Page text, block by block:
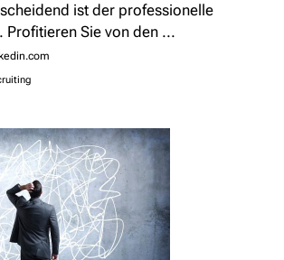
ist der professionelle
Profitieren Sie von den ...